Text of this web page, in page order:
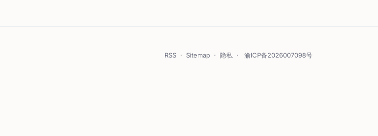
RSS · Sitemap · 隐私 · 渝ICP备2026007098号